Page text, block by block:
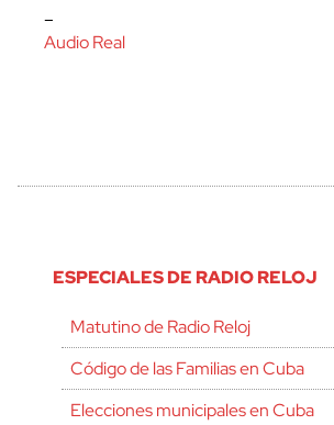
–
Audio Real
ESPECIALES DE RADIO RELOJ
Matutino de Radio Reloj
Código de las Familias en Cuba
Elecciones municipales en Cuba